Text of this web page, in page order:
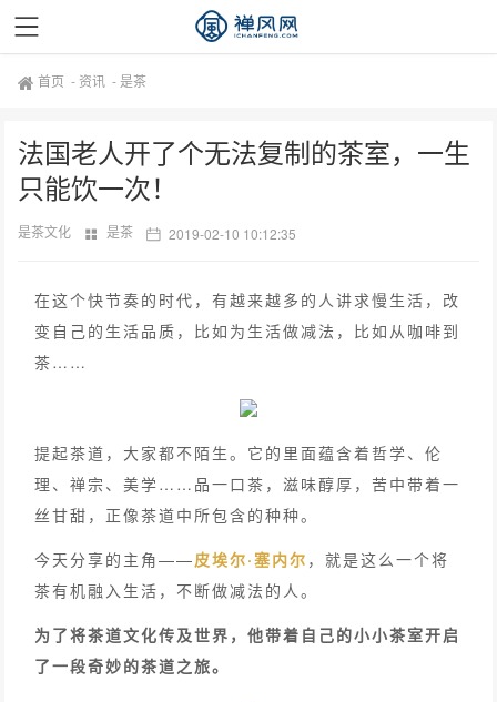
首页 - 资讯 -是茶
法国老人开了个无法复制的茶室，一生
只能饮一次！
是茶文化 是茶 2019-02-10 10:12:35
在这个快节奏的时代，有越来越多的人讲求慢生活，改
变自己的生活品质，比如为生活做减法，比如从咖啡到
茶……
提起茶道，大家都不陌生。它的里面蕴含着哲学、伦
理、禅宗、美学……品一口茶，滋味醇厚，苦中带着一
丝甘甜，正像茶道中所包含的种种。
今天分享的主角——皮埃尔·塞内尔 ，就是这么一个将
茶有机融入生活，不断做减法的人。
为了将茶道文化传及世界，他带着自己的小小茶室开启
了一段奇妙的茶道之旅。